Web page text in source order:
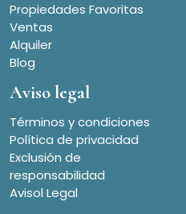
Propiedades Favoritas
Ventas
Alquiler
Blog
Aviso legal
Términos y condiciones
Política de privacidad
Exclusión de
responsabilidad
Avisol Legal